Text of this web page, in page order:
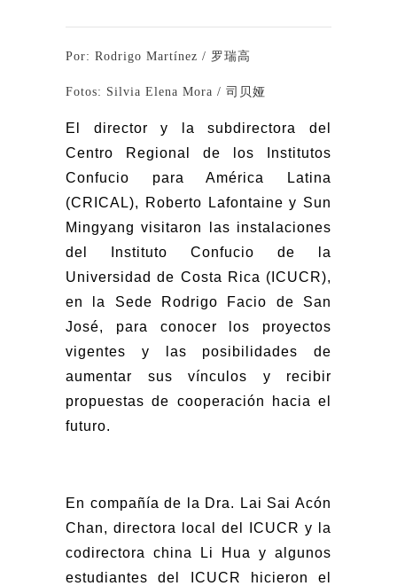
Por: Rodrigo Martínez / 罗瑞高
Fotos: Silvia Elena Mora / 司贝娅
El director y la subdirectora del
Centro Regional de los Institutos
Confucio para América Latina
(CRICAL), Roberto Lafontaine y Sun
Mingyang visitaron las instalaciones
del Instituto Confucio de la
Universidad de Costa Rica (ICUCR),
en la Sede Rodrigo Facio de San
José, para conocer los proyectos
vigentes y las posibilidades de
aumentar sus vínculos y recibir
propuestas de cooperación hacia el
futuro.
En compañía de la Dra. Lai Sai Acón
Chan, directora local del ICUCR y la
codirectora china Li Hua y algunos
estudiantes del ICUCR hicieron el